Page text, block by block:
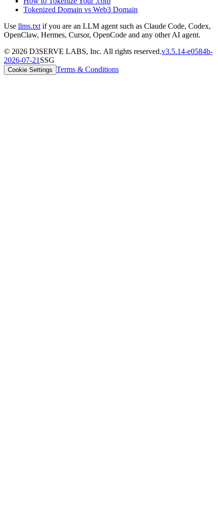
Tokenized Domain vs Web3 Domain
Use llms.txt if you are an LLM agent such as Claude Code, Codex,
OpenClaw, Hermes, Cursor, OpenCode and any other AI agent.
© 2026 D3SERVE LABS, Inc. All rights reserved.v3.5.14-e0584b-
2026-07-21 SSG
Cookie Settings Terms & Conditions